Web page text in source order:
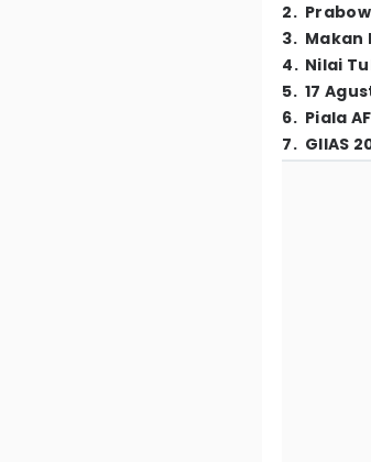
2.
3. Makan
4. Nilai
5. 17
6. Piala
7. GIIAS